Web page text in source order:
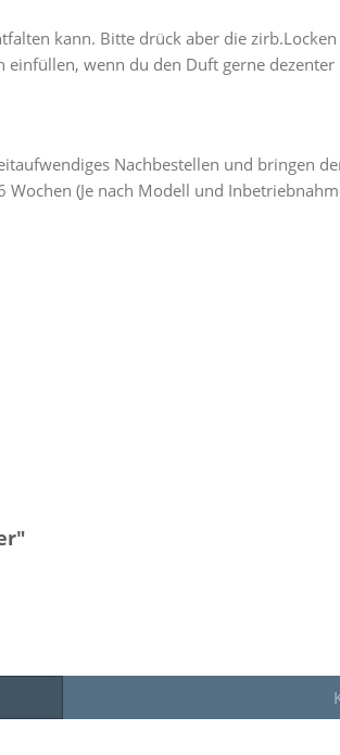
kann. Bitte drück aber die
wenn du den Duft gerne dezenter
Nachbestellen und bringen
(Je nach Modell und